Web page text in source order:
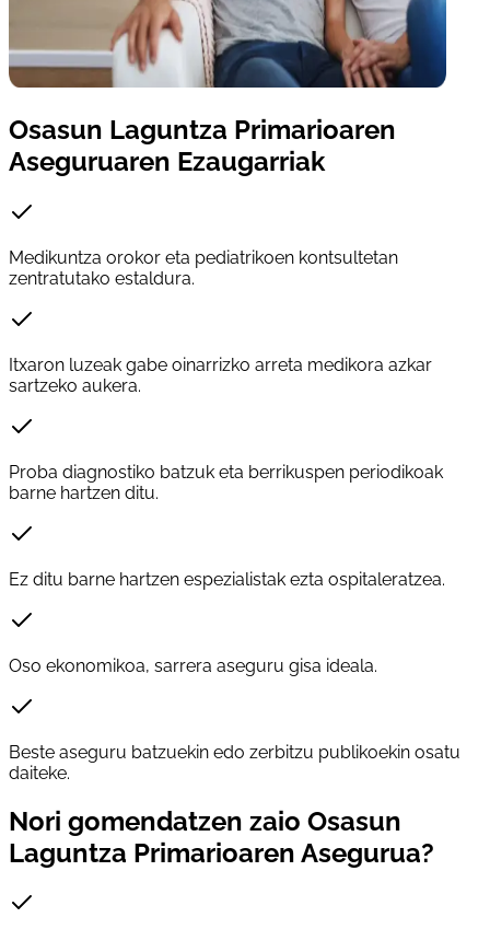
Osasun Laguntza Primarioaren
Aseguruaren Ezaugarriak
Medikuntza orokor eta pediatrikoen kontsultetan
zentratutako estaldura.
Itxaron luzeak gabe oinarrizko arreta medikora azkar
sartzeko aukera.
Proba diagnostiko batzuk eta berrikuspen periodikoak
barne hartzen ditu.
Ez ditu barne hartzen espezialistak ezta ospitaleratzea.
Oso ekonomikoa, sarrera aseguru gisa ideala.
Beste aseguru batzuekin edo zerbitzu publikoekin osatu
daiteke.
Nori gomendatzen zaio Osasun
Laguntza Primarioaren Asegurua?